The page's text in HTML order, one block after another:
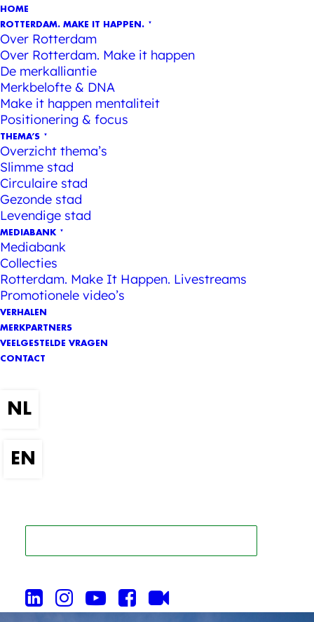
HOME
ROTTERDAM. MAKE IT HAPPEN.
Over Rotterdam
Over Rotterdam. Make it happen
De merkalliantie
Merkbelofte & DNA
Make it happen mentaliteit
Positionering & focus
THEMA’S
Overzicht thema’s
Slimme stad
Circulaire stad
Gezonde stad
Levendige stad
MEDIABANK
Mediabank
Collecties
Rotterdam. Make It Happen. Livestreams
Promotionele video’s
VERHALEN
MERKPARTNERS
VEELGESTELDE VRAGEN
CONTACT